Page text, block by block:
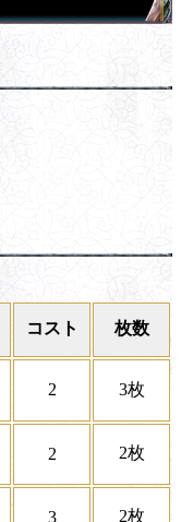
コスト 枚数
2 3枚
2 2枚
3 2枚